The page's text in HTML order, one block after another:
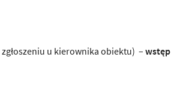
u kierownika obiektu) – wstęp